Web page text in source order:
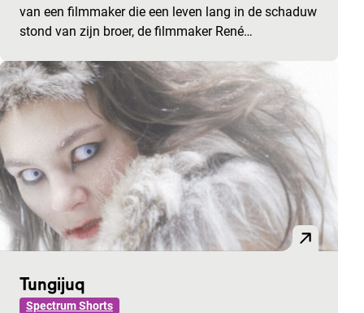
van een filmmaker die een leven lang in de schaduw
stond van zijn broer, de filmmaker René…
Tungijuq
Spectrum Shorts